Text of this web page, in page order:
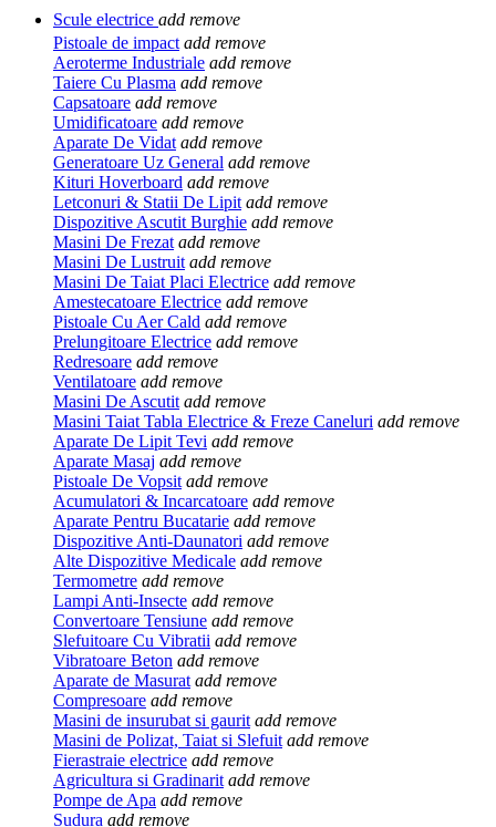
Scule electrice add remove
Pistoale de impact add remove
Aeroterme Industriale add remove
Taiere Cu Plasma add remove
Capsatoare add remove
Umidificatoare add remove
Aparate De Vidat add remove
Generatoare Uz General add remove
Kituri Hoverboard add remove
Letconuri & Statii De Lipit add remove
Dispozitive Ascutit Burghie add remove
Masini De Frezat add remove
Masini De Lustruit add remove
Masini De Taiat Placi Electrice add remove
Amestecatoare Electrice add remove
Pistoale Cu Aer Cald add remove
Prelungitoare Electrice add remove
Redresoare add remove
Ventilatoare add remove
Masini De Ascutit add remove
Masini Taiat Tabla Electrice & Freze Caneluri add remove
Aparate De Lipit Tevi add remove
Aparate Masaj add remove
Pistoale De Vopsit add remove
Acumulatori & Incarcatoare add remove
Aparate Pentru Bucatarie add remove
Dispozitive Anti-Daunatori add remove
Alte Dispozitive Medicale add remove
Termometre add remove
Lampi Anti-Insecte add remove
Convertoare Tensiune add remove
Slefuitoare Cu Vibratii add remove
Vibratoare Beton add remove
Aparate de Masurat add remove
Compresoare add remove
Masini de insurubat si gaurit add remove
Masini de Polizat, Taiat si Slefuit add remove
Fierastraie electrice add remove
Agricultura si Gradinarit add remove
Pompe de Apa add remove
Sudura add remove